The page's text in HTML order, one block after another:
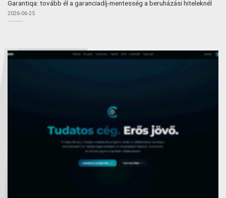
Garantiqa: tovább él a garanciadíj-mentesség a beruházási hiteleknél
2026-06-25